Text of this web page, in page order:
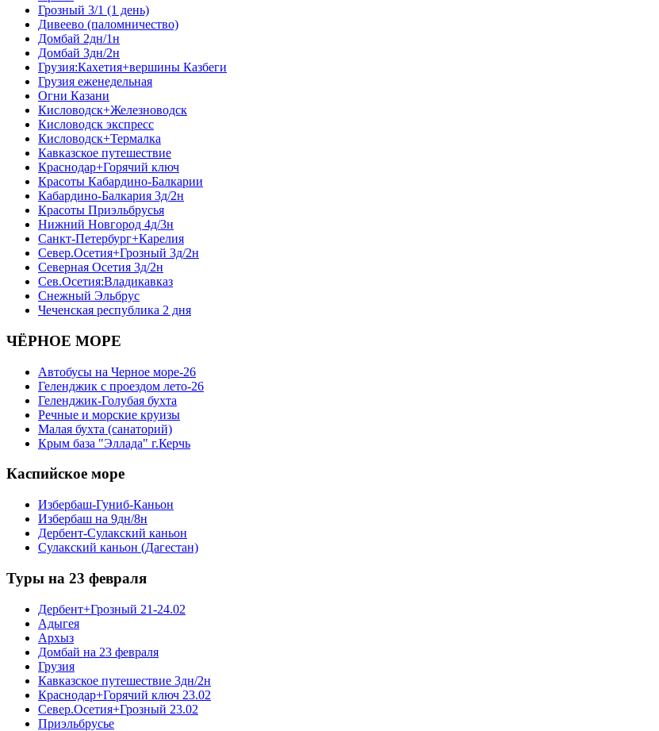
Грозный 3/1 (1 день)
Дивеево (паломничество)
Домбай 2дн/1н
Домбай 3дн/2н
Грузия:Кахетия+вершины Казбеги
Грузия еженедельная
Огни Казани
Кисловодск+Железноводск
Кисловодск экспресс
Кисловодск+Термалка
Кавказское путешествие
Краснодар+Горячий ключ
Красоты Кабардино-Балкарии
Кабардино-Балкария 3д/2н
Красоты Приэльбрусья
Нижний Новгород 4д/3н
Санкт-Петербург+Карелия
Север.Осетия+Грозный 3д/2н
Северная Осетия 3д/2н
Сев.Осетия:Владикавказ
Снежный Эльбрус
Чеченская республика 2 дня
ЧЁРНОЕ МОРЕ
Автобусы на Черное море-26
Геленджик с проездом лето-26
Геленджик-Голубая бухта
Речные и морские круизы
Малая бухта (санаторий)
Крым база "Эллада" г.Керчь
Каспийское море
Избербаш-Гуниб-Каньон
Избербаш на 9дн/8н
Дербент-Сулакский каньон
Сулакский каньон (Дагестан)
Туры на 23 февраля
Дербент+Грозный 21-24.02
Адыгея
Архыз
Домбай на 23 февраля
Грузия
Кавказское путешествие 3дн/2н
Краснодар+Горячий ключ 23.02
Север.Осетия+Грозный 23.02
Приэльбрусье